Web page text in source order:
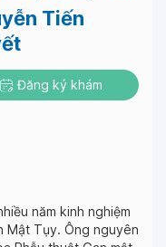
Tiến
Đăng ký khám
năm kinh nghiệm
Mật Tụy. Ông nguyên